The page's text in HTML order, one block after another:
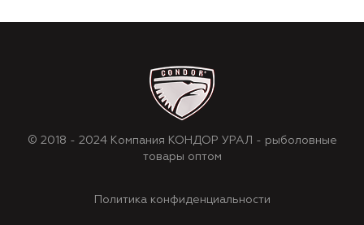
© 2018 - 2024 Компания КОНДОР УРАЛ - рыболовные
товары оптом
Политика конфиденциальности